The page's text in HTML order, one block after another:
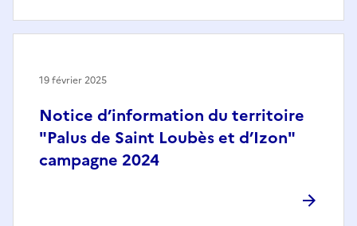
Notice d’information du territoire
"Palus de Saint Loubès et d’Izon"
campagne 2024
19 février 2025